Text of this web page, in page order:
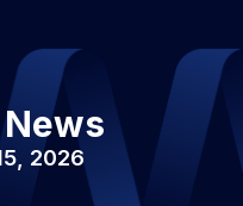
2026